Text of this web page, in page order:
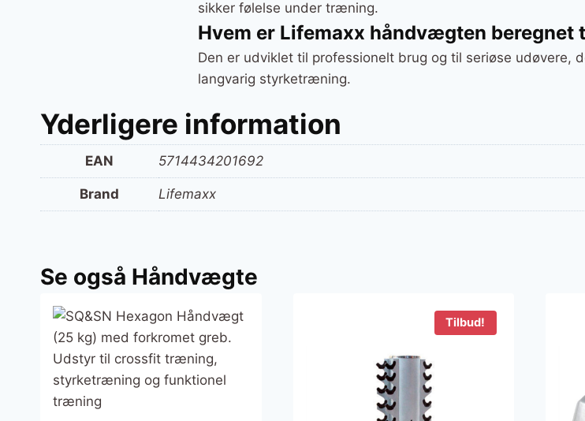
sikker følelse under træning.
Hvem er Lifemaxx håndvægten beregnet
Den er udviklet til professionelt brug og til seriøse udøvere,
langvarig styrketræning.
Yderligere information
EAN 5714434201692
Brand Lifemaxx
Se også Håndvægte
Tilbud!